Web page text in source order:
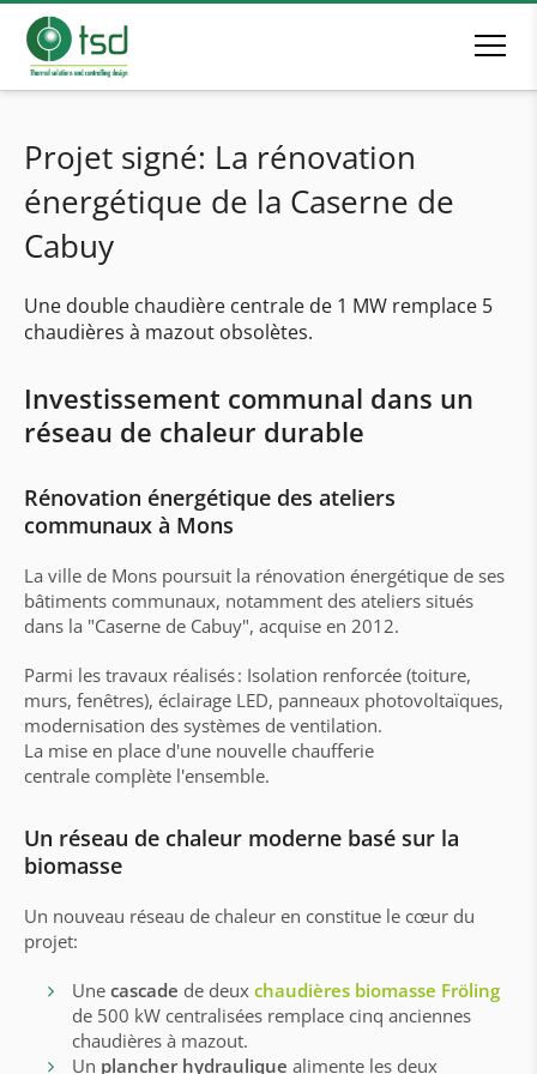
Projet signé: La rénovation
énergétique de la Caserne de
Cabuy
Une double chaudière centrale de 1 MW remplace 5
chaudières à mazout obsolètes.
Investissement communal dans un
réseau de chaleur durable
Rénovation énergétique des ateliers
communaux à Mons
La ville de Mons poursuit la rénovation énergétique de ses
bâtiments communaux, notamment des ateliers situés
dans la "Caserne de Cabuy", acquise en 2012.
Parmi les travaux réalisés : Isolation renforcée (toiture,
murs, fenêtres), éclairage LED, panneaux photovoltaïques,
modernisation des systèmes de ventilation.
La mise en place d'une nouvelle chaufferie
centrale complète l'ensemble.
Un réseau de chaleur moderne basé sur la
biomasse
Un nouveau réseau de chaleur en constitue le cœur du
projet:
Une cascade de deux chaudières biomasse Fröling
de 500 kW centralisées remplace cinq anciennes
chaudières à mazout.
Un plancher hydraulique alimente les deux